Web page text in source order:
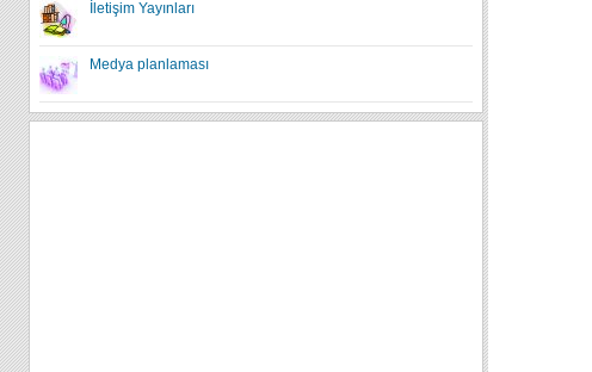
İletişim Yayınları
Medya planlaması